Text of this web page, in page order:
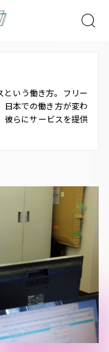
という働き方。フリー
日本での働き方が変わ
彼らにサービスを提供